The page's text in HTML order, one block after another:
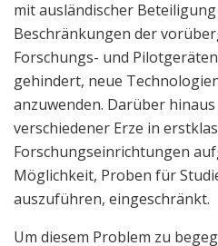
mit ausländischer
Beschränkungen der
Forschungs- und
gehindert, neue
anzuwenden. Darüber
verschiedener Erze in
Forschungseinrichtungen
Möglichkeit, Proben für
auszuführen, eingeschränkt.
Um diesem Problem zu